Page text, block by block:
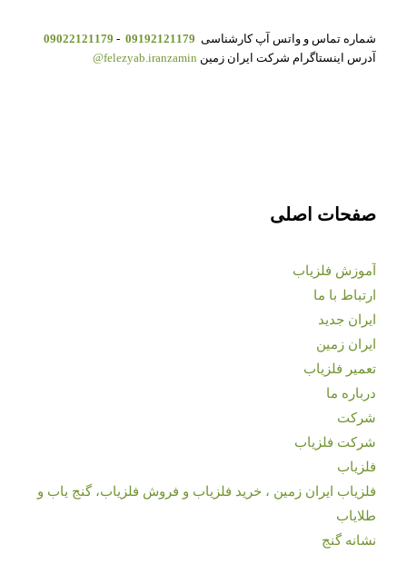
شماره تماس و واتس آپ کارشناسی 09192121179
-
09022121179
آدرس اینستاگرام شرکت ایران زمین felezyab.iranzamin@
صفحات اصلی
آموزش فلزیاب
ارتباط با ما
ایران جدید
ایران زمین
تعمیر فلزیاب
درباره ما
شرکت
شرکت فلزیاب
فلزیاب
فلزیاب ایران زمین ، خرید فلزیاب و فروش فلزیاب، گنج یاب و
طلایاب
نشانه گنج